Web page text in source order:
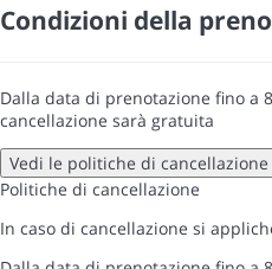
Condizioni della
Dalla data di prenotazione fino a
cancellazione sarà gratuita
Vedi le politiche di cancellazione
Politiche di cancellazione
In caso di cancellazione si